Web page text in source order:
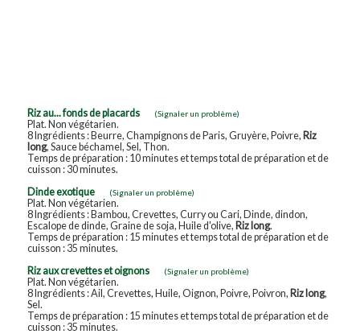
Riz au... fonds de placards (Signaler un problème)
Plat. Non végétarien.
8 Ingrédients : Beurre, Champignons de Paris, Gruyère, Poivre, Riz
long, Sauce béchamel, Sel, Thon.
Temps de préparation : 10 minutes et temps total de préparation et de
cuisson : 30 minutes.
Dinde exotique
(Signaler un problème)
Plat. Non végétarien.
8 Ingrédients : Bambou, Crevettes, Curry ou Cari, Dinde, dindon,
Escalope de dinde, Graine de soja, Huile d'olive, Riz long.
Temps de préparation : 15 minutes et temps total de préparation et de
cuisson : 35 minutes.
Riz aux crevettes et oignons
(Signaler un problème)
Plat. Non végétarien.
8 Ingrédients : Ail, Crevettes, Huile, Oignon, Poivre, Poivron, Riz long,
Sel.
Temps de préparation : 15 minutes et temps total de préparation et de
cuisson : 35 minutes.